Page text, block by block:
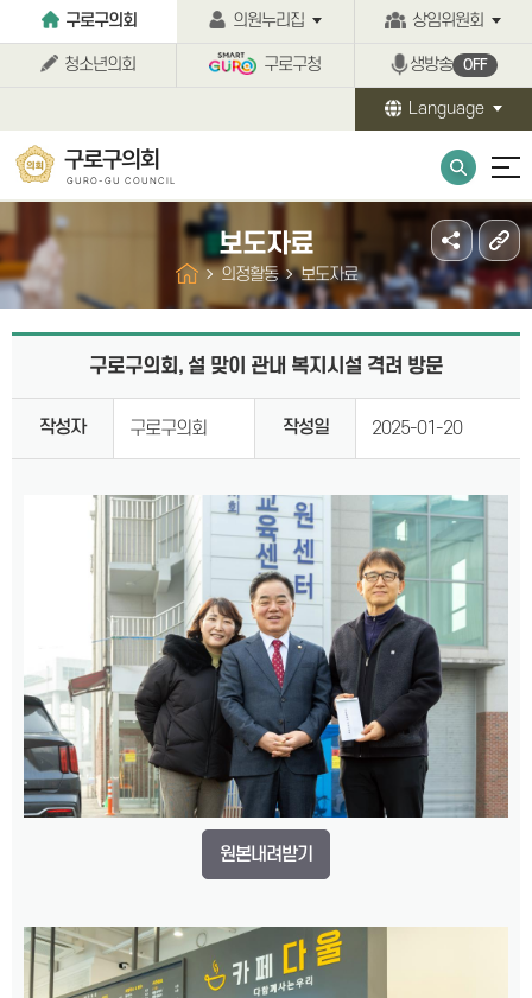
본문바로가기구로구의회 의원누리집 상임위원회
청소년의회 구로구청 생방송 OFF
Language
구로구의회
GURO-GU COUNCIL
보도자료
의정활동 보도자료
구로구의회, 설 맞이 관내 복지시설 격려 방문
작성자 구로구의회 작성일 2025-01-20
원본내려받기